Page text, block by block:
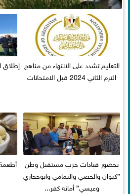
التعليم تشدد على الانتهاء من مناهج
الترم الثاني 2024 قبل الامتحانات
إطلاق
بحضور قيادات حزب مستقبل وطن
”كيوان والحصي والتمامي وابوحجازي
وعيسي” أمانه كفر...